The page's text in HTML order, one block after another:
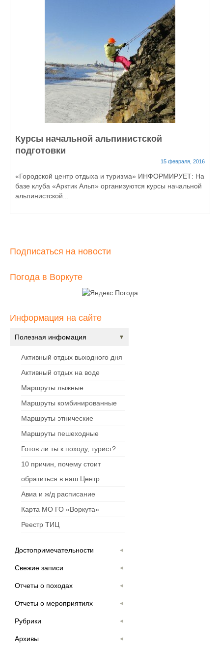
Курсы начальной альпинистской
подготовки
15 февраля, 2016
«Городской центр отдыха и туризма» ИНФОРМИРУЕТ: На
базе клуба «Арктик Альп» организуются курсы начальной
альпинистской...
Подписаться на новости
Погода в Воркуте
Информация на сайте
Полезная инфомация
Активный отдых выходного дня
Активный отдых на воде
Маршруты лыжные
Маршруты комбинированные
Маршруты этнические
Маршруты пешеходные
Готов ли ты к походу, турист?
10 причин, почему стоит
обратиться в наш Центр
Авиа и ж/д расписание
Карта МО ГО «Воркута»
Реестр ТИЦ
Достопримечательности
Свежие записи
Отчеты о походах
Отчеты о мероприятиях
Рубрики
Архивы